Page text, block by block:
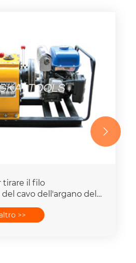
tirare il filo
cavo dell'argano del
>>
